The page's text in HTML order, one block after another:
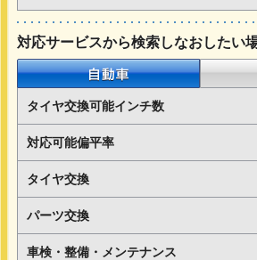
対応サービスから検索しなおしたい
自動車
タイヤ交換可能インチ数
対応可能偏平率
タイヤ交換
パーツ交換
車検・整備・メンテナンス